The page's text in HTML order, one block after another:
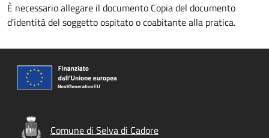
È necessario allegare il documento Copia del documento
d'identità del soggetto ospitato o coabitante alla pratica.
Comune di Selva di Cadore